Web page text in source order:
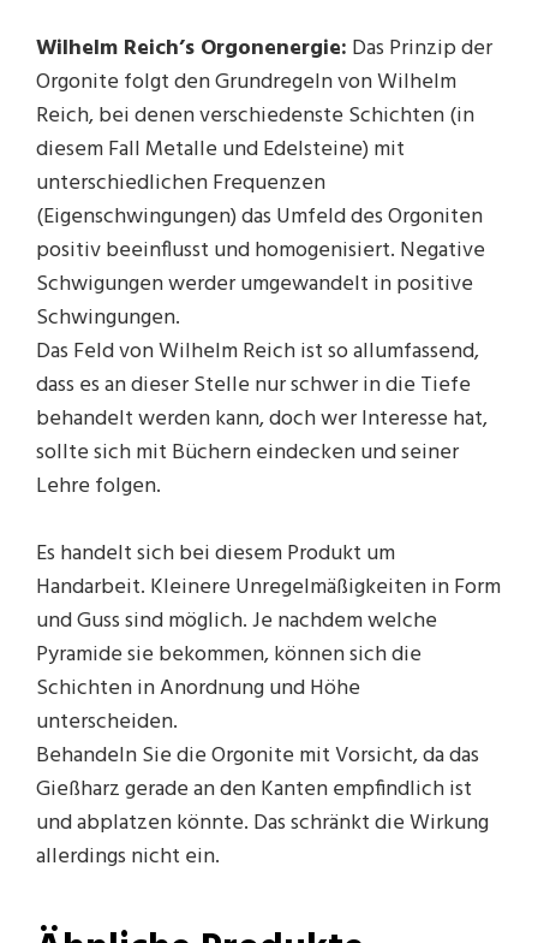
Wilhelm Reich’s Orgonenergie: Das Prinzip der
Orgonite folgt den Grundregeln von Wilhelm
Reich, bei denen verschiedenste Schichten (in
diesem Fall Metalle und Edelsteine) mit
unterschiedlichen Frequenzen
(Eigenschwingungen) das Umfeld des Orgoniten
positiv beeinflusst und homogenisiert. Negative
Schwigungen werder umgewandelt in positive
Schwingungen.
Das Feld von Wilhelm Reich ist so allumfassend,
dass es an dieser Stelle nur schwer in die Tiefe
behandelt werden kann, doch wer Interesse hat,
sollte sich mit Büchern eindecken und seiner
Lehre folgen.
Es handelt sich bei diesem Produkt um
Handarbeit. Kleinere Unregelmäßigkeiten in Form
und Guss sind möglich. Je nachdem welche
Pyramide sie bekommen, können sich die
Schichten in Anordnung und Höhe
unterscheiden.
Behandeln Sie die Orgonite mit Vorsicht, da das
Gießharz gerade an den Kanten empfindlich ist
und abplatzen könnte. Das schränkt die Wirkung
allerdings nicht ein.